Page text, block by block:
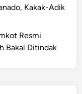
Kakak-Adik
Resmi
Bakal Ditindak